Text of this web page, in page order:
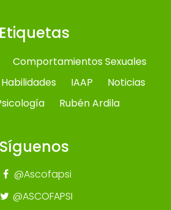
Etiquetas
Comportamientos Sexuales
Habilidades IAAP
Noticias
Rubén Ardila
Síguenos
@Ascofapsi
@ASCOFAPSI